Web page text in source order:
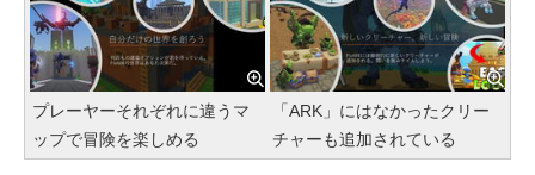
プレーヤーそれぞれに違うマ
ップで冒険を楽しめる
「ARK」にはなかったクリー
チャーも追加されている